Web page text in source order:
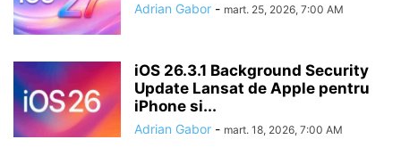
Adrian Gabor - mart. 25, 2026, 7:00 AM
iOS 26.3.1 Background Security
Update Lansat de Apple pentru
iPhone si...
Adrian Gabor - mart. 18, 2026, 7:00 AM